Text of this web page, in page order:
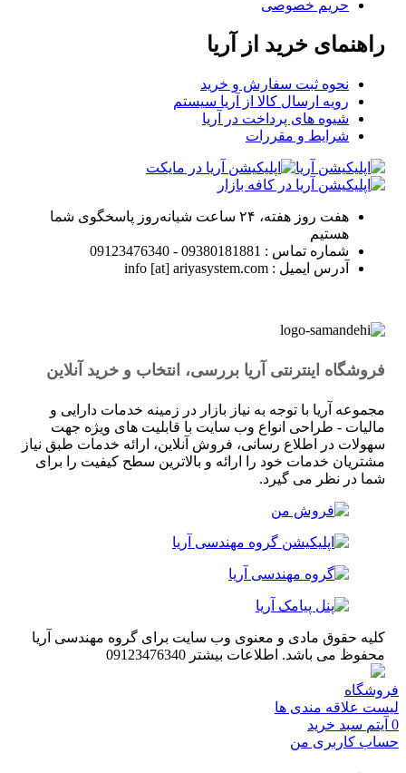
حریم خصوصی
راهنمای خرید از آریا
نحوه ثبت سفارش و خرید
رویه ارسال کالا از آریا سیستم
شیوه های پرداخت در آریا
شرایط و مقررات
هفت روز هفته، ۲۴ ساعت شبانه‌روز پاسخگوی شما
هستیم
شماره تماس : 09380181881 - 09123476340
آدرس ایمیل : info [at] ariyasystem.com
فروشگاه اینترنتی آریا بررسی، انتخاب و خرید آنلاین
مجموعه آریا با توجه به نیاز بازار در زمینه خدمات دارایی و
مالیات - طراحی انواع وب سایت با قابلیت های ویژه جهت
سهولات در اطلاع رسانی، فروش آنلاین، ارائه خدمات طبق نیاز
مشتریان خدمات خود را ارائه و بالاترین سطح کیفیت را برای
شما در نظر می گیرد.
کلیه حقوق مادی و معنوی وب سایت برای گروه مهندسی آریا
محفوظ می باشد. اطلاعات بیشتر 09123476340
فروشگاه
لیست علاقه مندی ها
0 آیتم سبد خرید
حساب کاربری من